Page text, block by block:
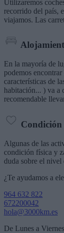
Utilizaremos
recorrido del país,
viajamos. Las
En la mayoría de
podemos
características de
habitación... ) va a
recomendable
Condición
Algunas de las
condición física y
duda sobre el nivel
¿Te ayudamos a
964 632 822
672200042
hola@3000km.es
De Lunes a